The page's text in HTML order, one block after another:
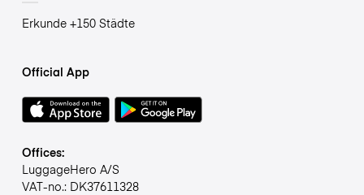
Erkunde +150 Städte
Official App
Offices:
LuggageHero A/S
VAT-no.: DK37611328